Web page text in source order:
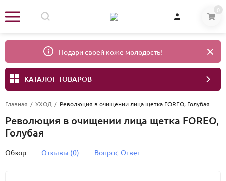
0
Подари своей коже молодость!
КАТАЛОГ ТОВАРОВ
Главная / УХОД / Революция в очищении лица щетка FOREO, Голубая
Революция в очищении лица щетка FOREO,
Голубая
Обзор Отзывы (0) Вопрос-Ответ